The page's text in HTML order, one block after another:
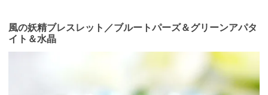
風の妖精ブレスレット／ブルートパーズ＆グリーンアパタ
イト＆水晶